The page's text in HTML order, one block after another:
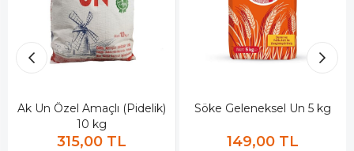
Ak Un Özel Amaçlı (Pidelik)
10 kg
315,00 TL
Söke Geleneksel Un 5 kg
149,00 TL